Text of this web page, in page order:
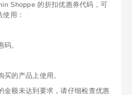
Shoppe 的折扣优惠券代码，可
用：
。
的产品上使用。
金额未达到要求，请仔细检查优惠